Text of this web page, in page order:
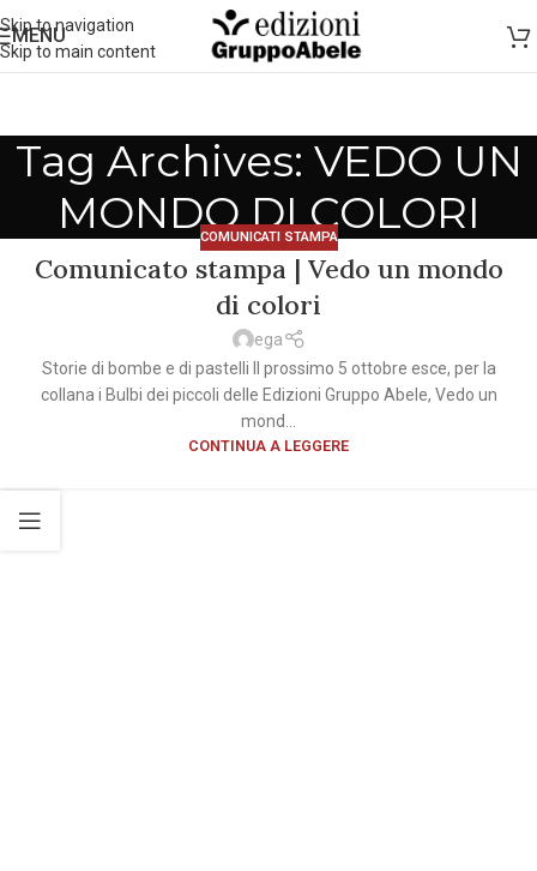
Skip to navigation
Skip to main content
MENU
Tag Archives: VEDO UN
MONDO DI COLORI
COMUNICATI STAMPA
Comunicato stampa | Vedo un mondo
di colori
ega
Storie di bombe e di pastelli Il prossimo 5 ottobre esce, per la
collana i Bulbi dei piccoli delle Edizioni Gruppo Abele, Vedo un
mond...
CONTINUA A LEGGERE